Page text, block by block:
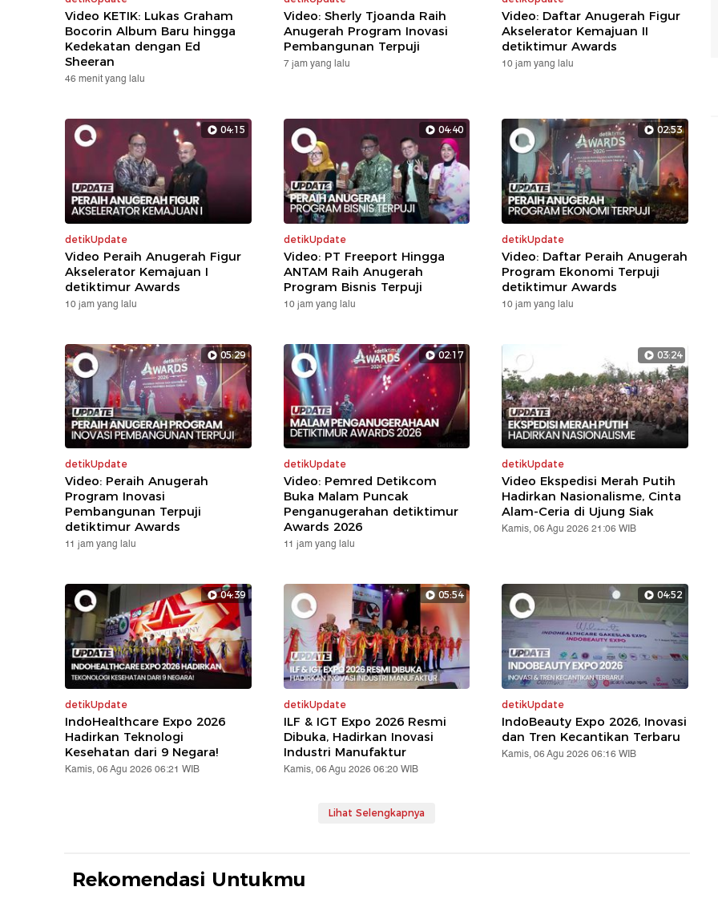
Video KETIK: Lukas Graham
Bocorin Album Baru hingga
Kedekatan dengan Ed
Sheeran
46 menit yang lalu
Video: Sherly Tjoanda Raih
Anugerah Program Inovasi
Pembangunan Terpuji
7 jam yang lalu
Video: Daftar Anugerah Figur
Akselerator Kemajuan II
detiktimur Awards
10 jam yang lalu
04:15
detikUpdate
Video Peraih Anugerah Figur
Akselerator Kemajuan I
detiktimur Awards
10 jam yang lalu
04:40
detikUpdate
Video: PT Freeport Hingga
ANTAM Raih Anugerah
Program Bisnis Terpuji
10 jam yang lalu
02:53
detikUpdate
Video: Daftar Peraih Anugerah
Program Ekonomi Terpuji
detiktimur Awards
10 jam yang lalu
05:29
detikUpdate
Video: Peraih Anugerah
Program Inovasi
Pembangunan Terpuji
detiktimur Awards
11 jam yang lalu
02:17
detikUpdate
Video: Pemred Detikcom
Buka Malam Puncak
Penganugerahan detiktimur
Awards 2026
11 jam yang lalu
03:24
detikUpdate
Video Ekspedisi Merah Putih
Hadirkan Nasionalisme, Cinta
Alam-Ceria di Ujung Siak
Kamis, 06 Agu 2026 21:06 WIB
04:39
detikUpdate
IndoHealthcare Expo 2026
Hadirkan Teknologi
Kesehatan dari 9 Negara!
Kamis, 06 Agu 2026 06:21 WIB
05:54
detikUpdate
ILF & IGT Expo 2026 Resmi
Dibuka, Hadirkan Inovasi
Industri Manufaktur
Kamis, 06 Agu 2026 06:20 WIB
04:52
detikUpdate
IndoBeauty Expo 2026, Inovasi
dan Tren Kecantikan Terbaru
Kamis, 06 Agu 2026 06:16 WIB
Lihat Selengkapnya
Rekomendasi Untukmu